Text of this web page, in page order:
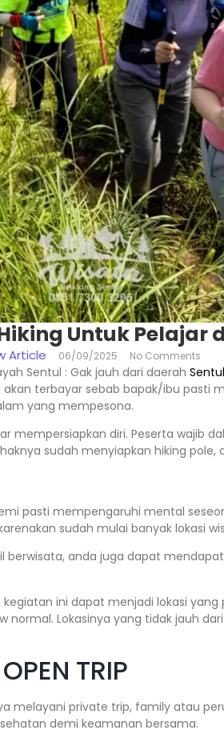
Untuk Pelajar
Article 06/09/2025 No Comments
Sentul : Gak jauh dari daerah Sentul
terbayar sebab bapak/ibu pasti
yang mempesona.
mempersiapkan diri. Peserta wajib
sudah menyiapkan hiking pole,
pasti mempengaruhi mental
sudah mulai banyak lokasi
berwisata, anda juga dapat
kegiatan ini dapat menjadi lokasi
Lokasinya yang tidak jauh
TRIP
melayani private trip, family atau
demi keamanan bersama.